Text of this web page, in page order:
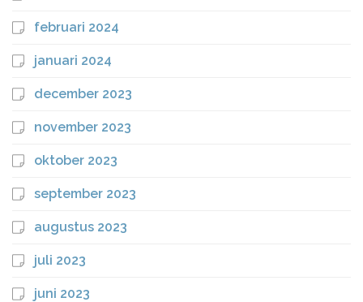
februari 2024
januari 2024
december 2023
november 2023
oktober 2023
september 2023
augustus 2023
juli 2023
juni 2023